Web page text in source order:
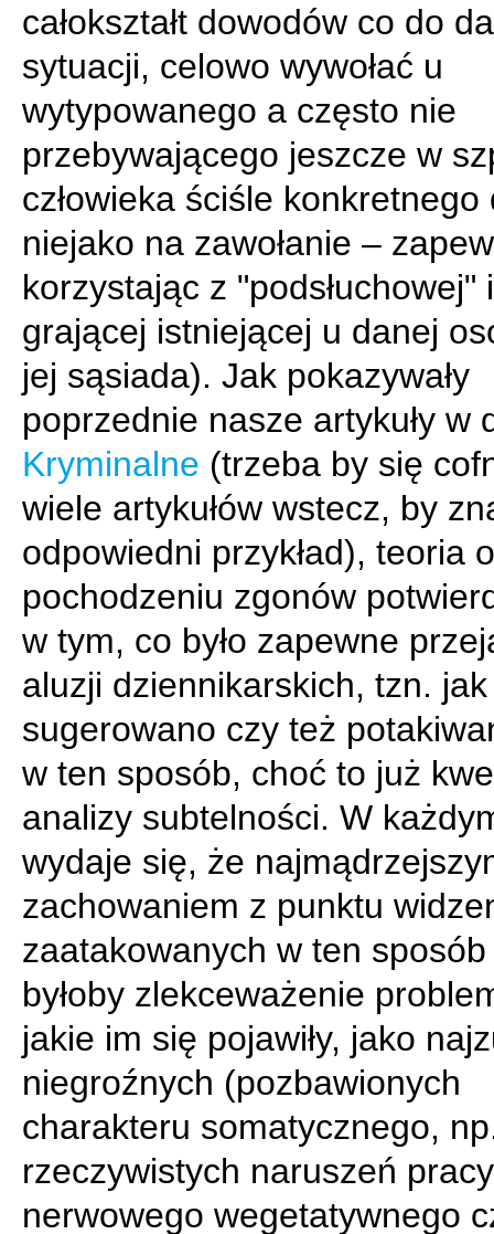
całokształt dowodów co do
sytuacji, celowo wywołać u
wytypowanego a często nie
przebywającego jeszcze w
człowieka ściśle konkretnego
niejako na zawołanie –
korzystając z "podsłuchowej"
grającej istniejącej u danej
jej sąsiada). Jak pokazywały
poprzednie nasze artykuły w
Kryminalne (trzeba by się
wiele artykułów wstecz, by
odpowiedni przykład), teoria
pochodzeniu zgonów
w tym, co było zapewne
aluzji dziennikarskich, tzn.
sugerowano czy też
w ten sposób, choć to już
analizy subtelności. W
wydaje się, że
zachowaniem z punktu
zaatakowanych w ten
byłoby zlekceważenie
jakie im się pojawiły, jako
niegroźnych (pozbawionych
charakteru somatycznego,
rzeczywistych naruszeń
nerwowego wegetatywnego